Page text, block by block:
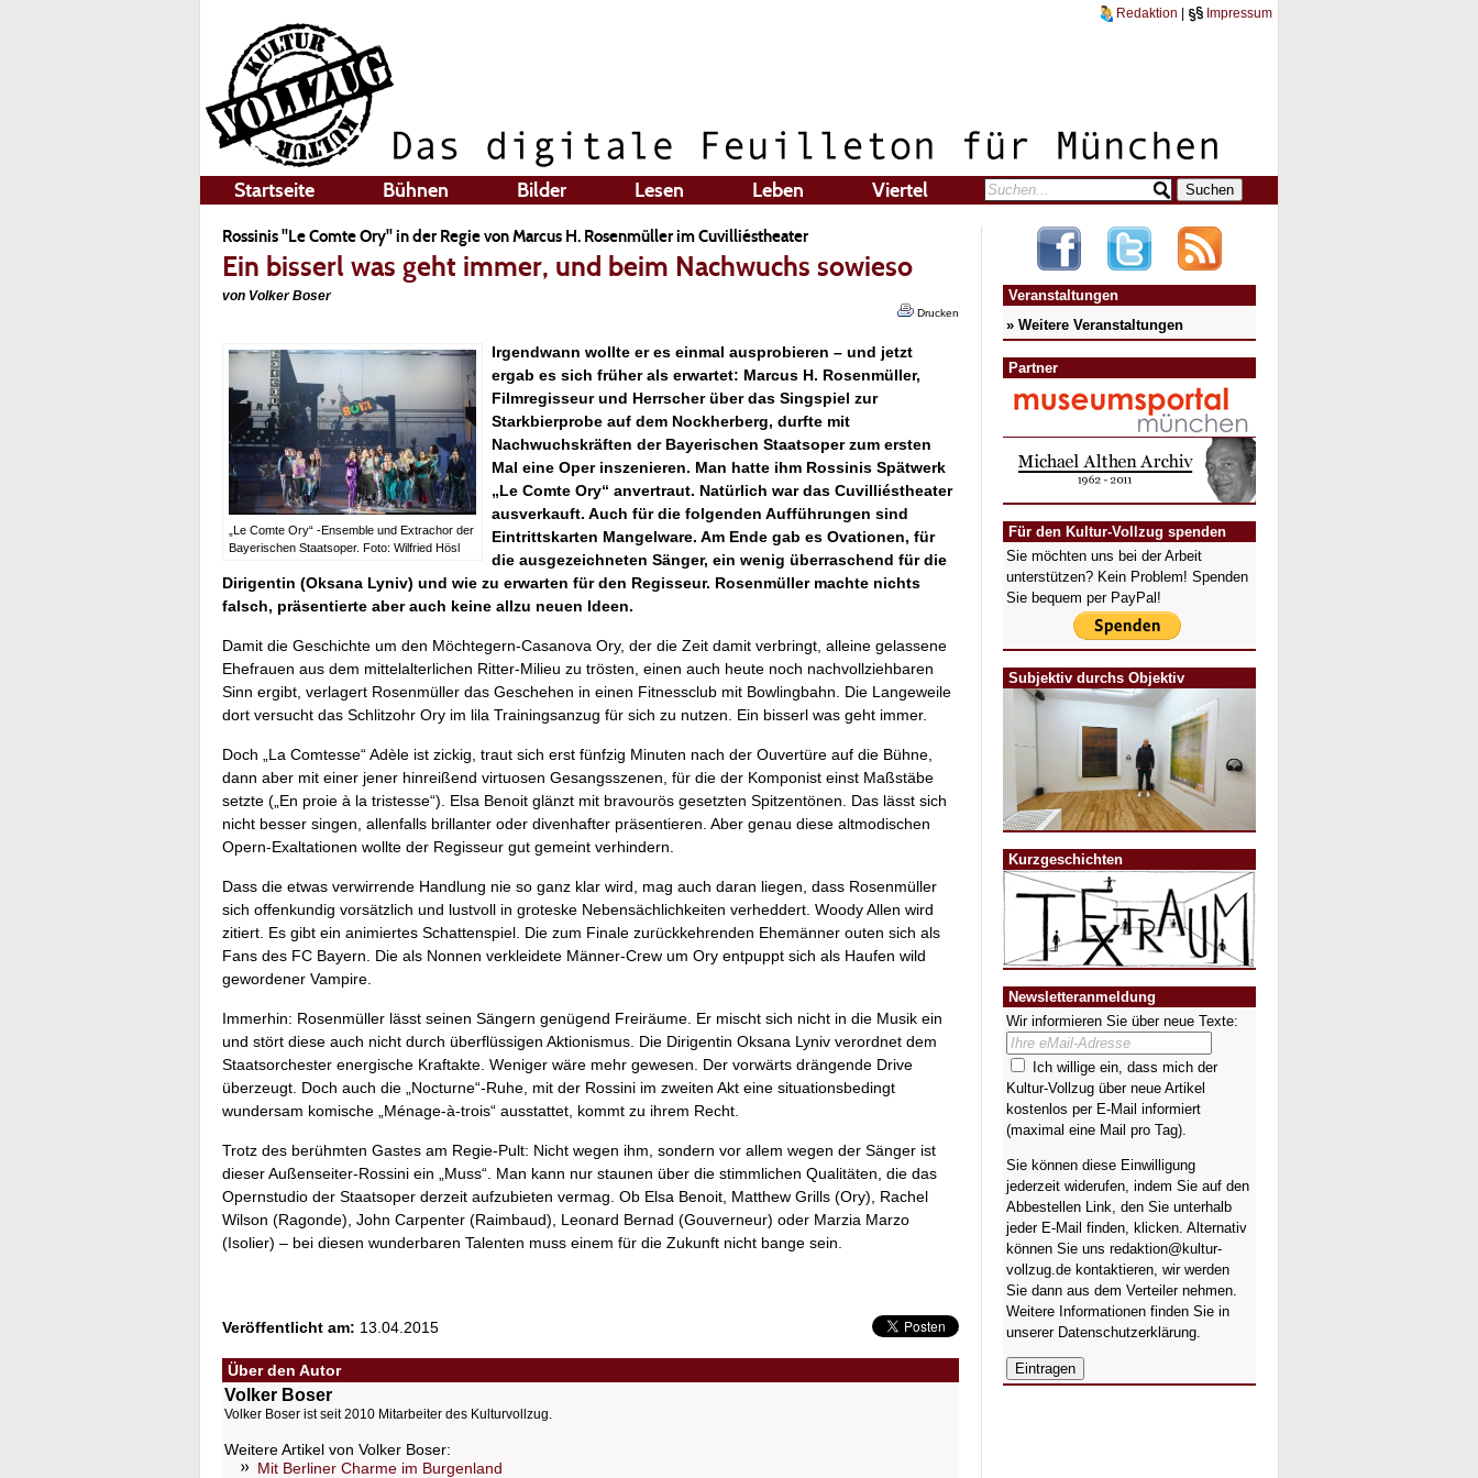
Redaktion Impressum
Startseite Bühnen Bilder Lesen Leben Viertel
Rossinis "Le Comte Ory" in der Regie von Marcus H. Rosenmüller im Cuvilliéstheater
Ein bisserl was geht immer, und beim Nachwuchs sowieso
von Volker Boser
Drucken
„Le Comte Ory“ -Ensemble und Extrachor der
Bayerischen Staatsoper. Foto: Wilfried Hösl
Irgendwann wollte er es einmal ausprobieren – und jetzt
ergab es sich früher als erwartet: Marcus H. Rosenmüller,
Filmregisseur und Herrscher über das Singspiel zur
Starkbierprobe auf dem Nockherberg, durfte mit
Nachwuchskräften der Bayerischen Staatsoper zum ersten
Mal eine Oper inszenieren. Man hatte ihm Rossinis Spätwerk
„Le Comte Ory“ anvertraut. Natürlich war das Cuvilliéstheater
ausverkauft. Auch für die folgenden Aufführungen sind
Eintrittskarten Mangelware. Am Ende gab es Ovationen, für
die ausgezeichneten Sänger, ein wenig überraschend für die
Dirigentin (Oksana Lyniv) und wie zu erwarten für den Regisseur. Rosenmüller machte nichts
falsch, präsentierte aber auch keine allzu neuen Ideen.
Damit die Geschichte um den Möchtegern-Casanova Ory, der die Zeit damit verbringt, alleine gelassene
Ehefrauen aus dem mittelalterlichen Ritter-Milieu zu trösten, einen auch heute noch nachvollziehbaren
Sinn ergibt, verlagert Rosenmüller das Geschehen in einen Fitnessclub mit Bowlingbahn. Die Langeweile
dort versucht das Schlitzohr Ory im lila Trainingsanzug für sich zu nutzen. Ein bisserl was geht immer.
Doch „La Comtesse“ Adèle ist zickig, traut sich erst fünfzig Minuten nach der Ouvertüre auf die Bühne,
dann aber mit einer jener hinreißend virtuosen Gesangsszenen, für die der Komponist einst Maßstäbe
setzte („En proie à la tristesse“). Elsa Benoit glänzt mit bravourös gesetzten Spitzentönen. Das lässt sich
nicht besser singen, allenfalls brillanter oder divenhafter präsentieren. Aber genau diese altmodischen
Opern-Exaltationen wollte der Regisseur gut gemeint verhindern.
Dass die etwas verwirrende Handlung nie so ganz klar wird, mag auch daran liegen, dass Rosenmüller
sich offenkundig vorsätzlich und lustvoll in groteske Nebensächlichkeiten verheddert. Woody Allen wird
zitiert. Es gibt ein animiertes Schattenspiel. Die zum Finale zurückkehrenden Ehemänner outen sich als
Fans des FC Bayern. Die als Nonnen verkleidete Männer-Crew um Ory entpuppt sich als Haufen wild
gewordener Vampire.
Immerhin: Rosenmüller lässt seinen Sängern genügend Freiräume. Er mischt sich nicht in die Musik ein
und stört diese auch nicht durch überflüssigen Aktionismus. Die Dirigentin Oksana Lyniv verordnet dem
Staatsorchester energische Kraftakte. Weniger wäre mehr gewesen. Der vorwärts drängende Drive
überzeugt. Doch auch die „Nocturne“-Ruhe, mit der Rossini im zweiten Akt eine situationsbedingt
wundersam komische „Ménage-à-trois“ ausstattet, kommt zu ihrem Recht.
Trotz des berühmten Gastes am Regie-Pult: Nicht wegen ihm, sondern vor allem wegen der Sänger ist
dieser Außenseiter-Rossini ein „Muss“. Man kann nur staunen über die stimmlichen Qualitäten, die das
Opernstudio der Staatsoper derzeit aufzubieten vermag. Ob Elsa Benoit, Matthew Grills (Ory), Rachel
Wilson (Ragonde), John Carpenter (Raimbaud), Leonard Bernad (Gouverneur) oder Marzia Marzo
(Isolier) – bei diesen wunderbaren Talenten muss einem für die Zukunft nicht bange sein.
Veröffentlicht am: 13.04.2015
Über den Autor
Volker Boser
Volker Boser ist seit 2010 Mitarbeiter des Kulturvollzug.
Weitere Artikel von Volker Boser:
Mit Berliner Charme im Burgenland
Veranstaltungen
» Weitere Veranstaltungen
Partner
Für den Kultur-Vollzug spenden
Sie möchten uns bei der Arbeit
unterstützen? Kein Problem! Spenden
Sie bequem per PayPal!
Subjektiv durchs Objektiv
Kurzgeschichten
Newsletteranmeldung
Wir informieren Sie über neue Texte:
Ich willige ein, dass mich der
Kultur-Vollzug über neue Artikel
kostenlos per E-Mail informiert
(maximal eine Mail pro Tag).
Sie können diese Einwilligung
jederzeit widerufen, indem Sie auf den
Abbestellen Link, den Sie unterhalb
jeder E-Mail finden, klicken. Alternativ
können Sie uns redaktion@kultur-
vollzug.de kontaktieren, wir werden
Sie dann aus dem Verteiler nehmen.
Weitere Informationen finden Sie in
unserer Datenschutzerklärung.